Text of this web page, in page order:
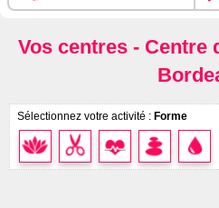
Vos centres - Centre
Sélectionnez votre activité : Forme